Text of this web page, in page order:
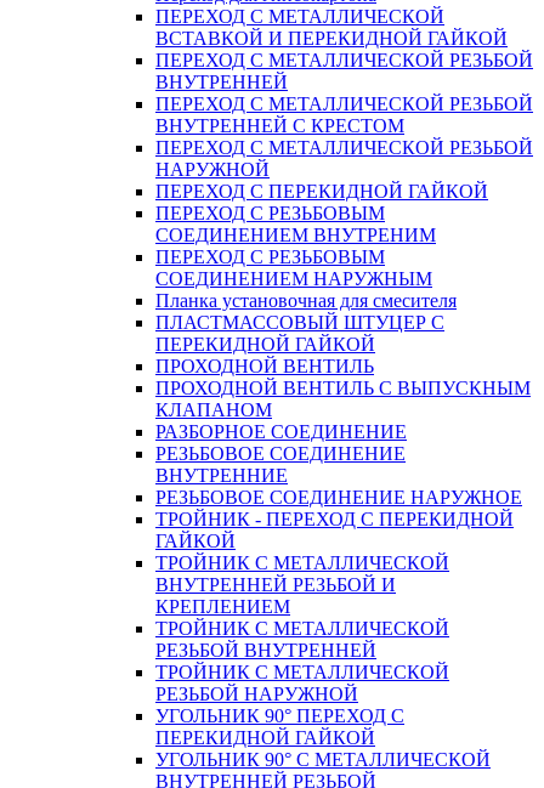
ПЕРЕХОД С МЕТАЛЛИЧЕСКОЙ
ВСТАВКОЙ И ПЕРЕКИДНОЙ ГАЙКОЙ
ПЕРЕХОД С МЕТАЛЛИЧЕСКОЙ РЕЗЬБОЙ
ВНУТРЕННЕЙ
ПЕРЕХОД С МЕТАЛЛИЧЕСКОЙ РЕЗЬБОЙ
ВНУТРЕННЕЙ С КРЕСТОМ
ПЕРЕХОД С МЕТАЛЛИЧЕСКОЙ РЕЗЬБОЙ
НАРУЖНОЙ
ПЕРЕХОД С ПЕРЕКИДНОЙ ГАЙКОЙ
ПЕРЕХОД С РЕЗЬБОВЫМ
СОЕДИНЕНИЕМ ВНУТРЕНИМ
ПЕРЕХОД С РЕЗЬБОВЫМ
СОЕДИНЕНИЕМ НАРУЖНЫМ
Планка установочная для смесителя
ПЛАСТМАССОВЫЙ ШТУЦЕР С
ПЕРЕКИДНОЙ ГАЙКОЙ
ПРОХОДНОЙ ВЕНТИЛЬ
ПРОХОДНОЙ ВЕНТИЛЬ С ВЫПУСКНЫМ
КЛАПАНОМ
РАЗБОРНОЕ СОЕДИНЕНИЕ
РЕЗЬБОВОЕ СОЕДИНЕНИЕ
ВНУТРЕННИЕ
РЕЗЬБОВОЕ СОЕДИНЕНИЕ НАРУЖНОЕ
ТРОЙНИК - ПЕРЕХОД С ПЕРЕКИДНОЙ
ГАЙКОЙ
ТРОЙНИК С МЕТАЛЛИЧЕСКОЙ
ВНУТРЕННЕЙ РЕЗЬБОЙ И
КРЕПЛЕНИЕМ
ТРОЙНИК С МЕТАЛЛИЧЕСКОЙ
РЕЗЬБОЙ ВНУТРЕННЕЙ
ТРОЙНИК С МЕТАЛЛИЧЕСКОЙ
РЕЗЬБОЙ НАРУЖНОЙ
УГОЛЬНИК 90° ПЕРЕХОД С
ПЕРЕКИДНОЙ ГАЙКОЙ
УГОЛЬНИК 90° С МЕТАЛЛИЧЕСКОЙ
ВНУТРЕННEЙ РЕЗЬБОЙ